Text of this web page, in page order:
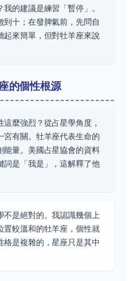
的建議是練習「暫停」。
到十；在發脾氣前，先問自
起來簡單，但對牡羊座來說
的個性根源
麼強烈？從占星學角度，
宮有關。牡羊座代表生命的
能量。美國占星協會的資料
詞是「我是」，這解釋了他
不是絕對的。我認識幾個上
置較溫和的牡羊座，個性就
格是複雜的，星座只是其中